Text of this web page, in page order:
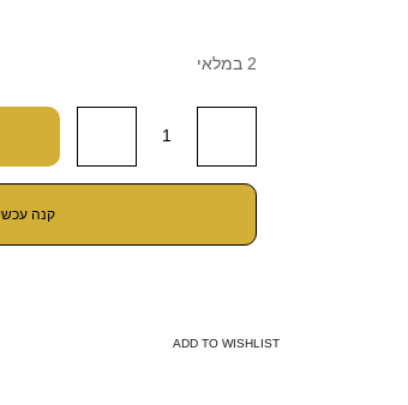
2 במלאי
קנה
ADD TO WISHLIST